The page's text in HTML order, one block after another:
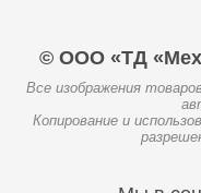
© ООО «ТД
Все изображения
Копирование и